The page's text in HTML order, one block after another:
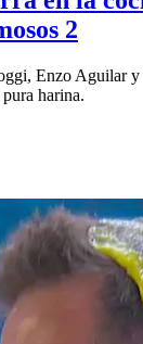
2
Enzo Aguilar y
harina.